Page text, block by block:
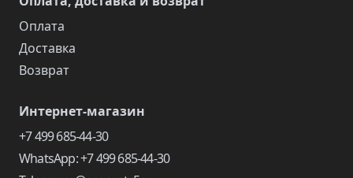
Оплата
Доставка
Возврат
Интернет-магазин
+7 499 685-44-30
WhatsApp: +7 499 685-44-30